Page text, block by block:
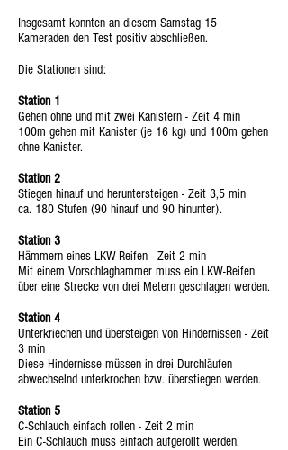
Insgesamt konnten an diesem Samstag 15
Kameraden den Test positiv abschließen.
Die Stationen sind:
Station 1
Gehen ohne und mit zwei Kanistern - Zeit 4 min
100m gehen mit Kanister (je 16 kg) und 100m gehen
ohne Kanister.
Station 2
Stiegen hinauf und heruntersteigen - Zeit 3,5 min
ca. 180 Stufen (90 hinauf und 90 hinunter).
Station 3
Hämmern eines LKW-Reifen - Zeit 2 min
Mit einem Vorschlaghammer muss ein LKW-Reifen
über eine Strecke von drei Metern geschlagen werden.
Station 4
Unterkriechen und übersteigen von Hindernissen - Zeit
3 min
Diese Hindernisse müssen in drei Durchläufen
abwechselnd unterkrochen bzw. überstiegen werden.
Station 5
C-Schlauch einfach rollen - Zeit 2 min
Ein C-Schlauch muss einfach aufgerollt werden.